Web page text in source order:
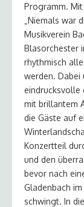
Programm.
„Niemals war
Musikverein
Blasorchester
rhythmisch
werden.
eindrucksvolle
mit brillantem
die Gäste auf
Konzertteil
und den
bevor nach
Gladenbach
schwingt. In